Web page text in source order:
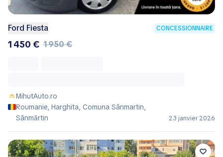
Ford Fiesta CONCESSIONNAIRE
1 450 € 1 950 €
MihutAuto.ro
Roumanie, Harghita, Comuna Sânmartin,
Sânmărtin
23 janvier 2026